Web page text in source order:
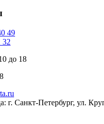
7+
8
до 18
г. Санкт-Петербург, ул.